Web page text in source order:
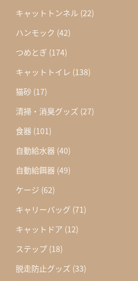
キャットトンネル (22)
ハンモック (42)
つめとぎ (174)
キャットトイレ (138)
猫砂 (17)
清掃・消臭グッズ (27)
食器 (101)
自動給水器 (40)
自動給餌器 (49)
ケージ (62)
キャリーバッグ (71)
キャットドア (12)
ステップ (18)
脱走防止グッズ (33)